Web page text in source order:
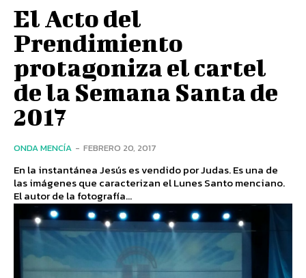
El Acto del
Prendimiento
protagoniza el cartel
de la Semana Santa de
2017
ONDA MENCÍA - FEBRERO 20, 2017
En la instantánea Jesús es vendido por Judas. Es una de
las imágenes que caracterizan el Lunes Santo menciano.
El autor de la fotografía...